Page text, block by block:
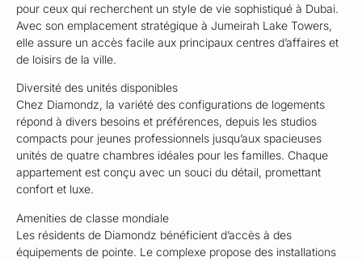
pour ceux qui recherchent un style de vie sophistiqué à Dubai.
Avec son emplacement stratégique à Jumeirah Lake Towers,
elle assure un accès facile aux principaux centres d’affaires et
de loisirs de la ville.
Diversité des unités disponibles
Chez Diamondz, la variété des configurations de logements
répond à divers besoins et préférences, depuis les studios
compacts pour jeunes professionnels jusqu’aux spacieuses
unités de quatre chambres idéales pour les familles. Chaque
appartement est conçu avec un souci du détail, promettant
confort et luxe.
Amenities de classe mondiale
Les résidents de Diamondz bénéficient d’accès à des
équipements de pointe. Le complexe propose des installations